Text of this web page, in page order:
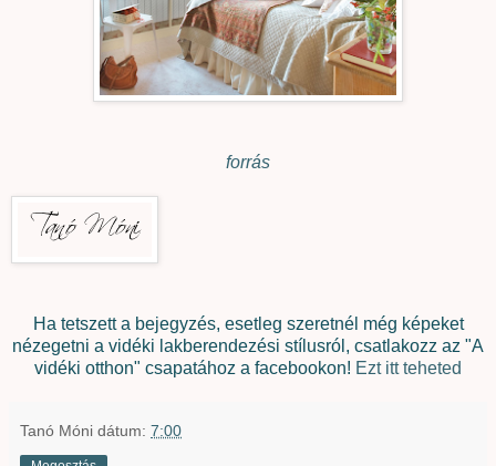
forrás
Ha tetszett a bejegyzés, esetleg szeretnél még képeket
nézegetni a vidéki lakberendezési stílusról, csatlakozz az "A
vidéki otthon" csapatához a facebookon! Ezt itt teheted
Tanó Móni dátum: 7:00